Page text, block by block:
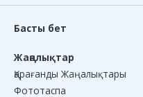
Басты бет
Жаңалықтар
Қарағанды Жаңалықтары
Фототаспа